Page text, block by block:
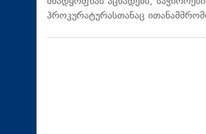
პროკურატურასთანაც